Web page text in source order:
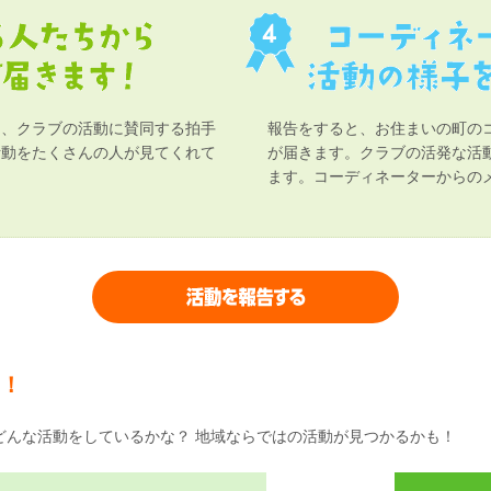
クラブの活動に賛同する拍手
をたくさんの人が見てくれて
報告をすると、お住まいの町の
が届きます。クラブの活発な活
ます。コーディネーターからの
な活動をしているかな？ 地域ならではの活動が見つかるかも！